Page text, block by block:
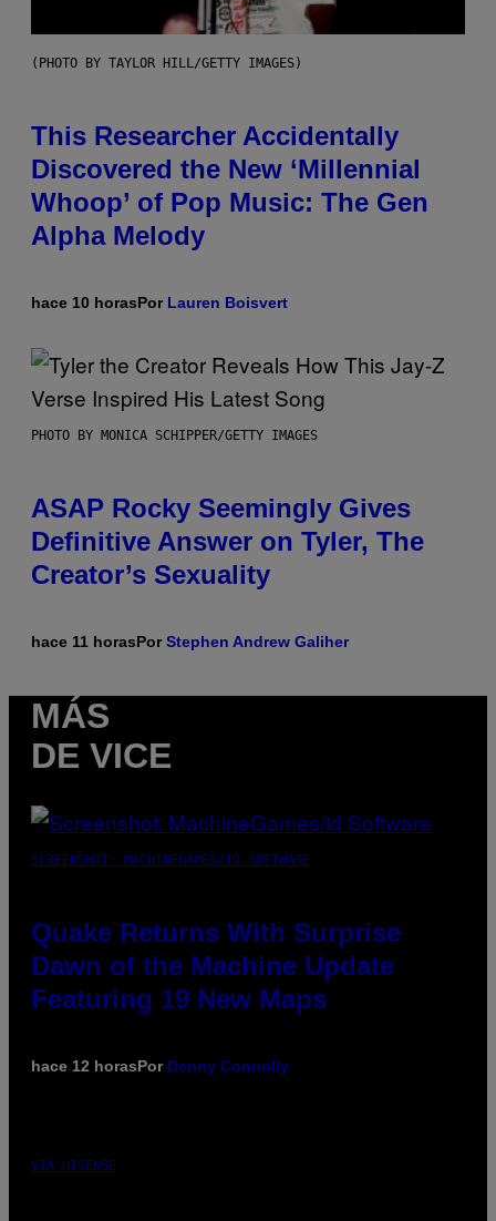
(PHOTO BY TAYLOR HILL/GETTY IMAGES)
This Researcher Accidentally
Discovered the New ‘Millennial
Whoop’ of Pop Music: The Gen
Alpha Melody
hace 10 horasPor Lauren Boisvert
PHOTO BY MONICA SCHIPPER/GETTY IMAGES
ASAP Rocky Seemingly Gives
Definitive Answer on Tyler, The
Creator’s Sexuality
hace 11 horasPorStephen Andrew Galiher
MÁS
DE VICE
SCREENSHOT: MACHINEGAMES/ID SOFTWARE
Quake Returns With Surprise
Dawn of the Machine Update
Featuring 19 New Maps
hace 12 horasPor Denny Connolly
VIA HISENSE